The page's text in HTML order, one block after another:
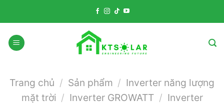
Trang chủ / Sản phẩm / Inverter năng lượng
mặt trời / Inverter GROWATT / Inverter